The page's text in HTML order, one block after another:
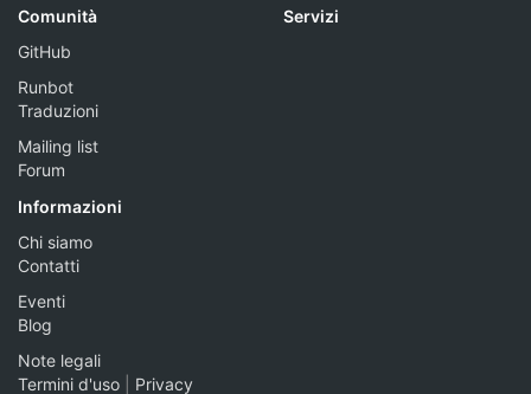
Comunità
GitHub
Runbot
Traduzioni
Mailing list
Forum
Servizi
Informazioni
Chi siamo
Contatti
Eventi
Blog
Note legali
Termini d'uso
Privacy